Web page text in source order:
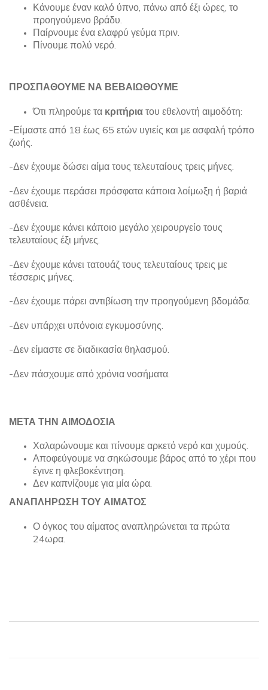
Κάνουμε έναν καλό ύπνο, πάνω από έξι ώρες, το
προηγούμενο βράδυ.
Παίρνουμε ένα ελαφρύ γεύμα πριν.
Πίνουμε πολύ νερό.
ΠΡΟΣΠΑΘΟΥΜΕ ΝΑ ΒΕΒΑΙΩΘΟΥΜΕ
Ότι πληρούμε τα κριτήρια του εθελοντή αιμοδότη:
-Είμαστε από 18 έως 65 ετών υγιείς και με ασφαλή τρόπο
ζωής.
-Δεν έχουμε δώσει αίμα τους τελευταίους τρεις μήνες.
-Δεν έχουμε περάσει πρόσφατα κάποια λοίμωξη ή βαριά
ασθένεια.
-Δεν έχουμε κάνει κάποιο μεγάλο χειρουργείο τους
τελευταίους έξι μήνες.
-Δεν έχουμε κάνει τατουάζ τους τελευταίους τρεις με
τέσσερις μήνες.
-Δεν έχουμε πάρει αντιβίωση την προηγούμενη βδομάδα.
-Δεν υπάρχει υπόνοια εγκυμοσύνης.
-Δεν είμαστε σε διαδικασία θηλασμού.
-Δεν πάσχουμε από χρόνια νοσήματα.
ΜΕΤΑ ΤΗΝ ΑΙΜΟΔΟΣΙΑ
Χαλαρώνουμε και πίνουμε αρκετό νερό και χυμούς.
Αποφεύγουμε να σηκώσουμε βάρος από το χέρι που
έγινε η φλεβοκέντηση.
Δεν καπνίζουμε για μία ώρα.
ΑΝΑΠΛΗΡΩΣΗ ΤΟΥ ΑΙΜΑΤΟΣ
Ο όγκος του αίματος αναπληρώνεται τα πρώτα
24ωρα.